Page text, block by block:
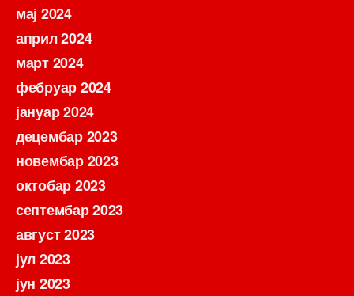
мај 2024
април 2024
март 2024
фебруар 2024
јануар 2024
децембар 2023
новембар 2023
октобар 2023
септембар 2023
август 2023
јул 2023
јун 2023